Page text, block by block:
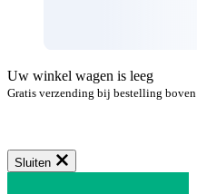
Uw winkel wagen is leeg
Gratis verzending bij bestelling boven
Sluiten